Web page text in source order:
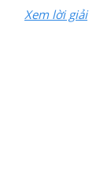
Xem lời giải